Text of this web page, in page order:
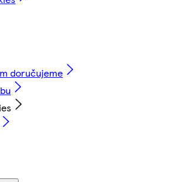
doručujeme